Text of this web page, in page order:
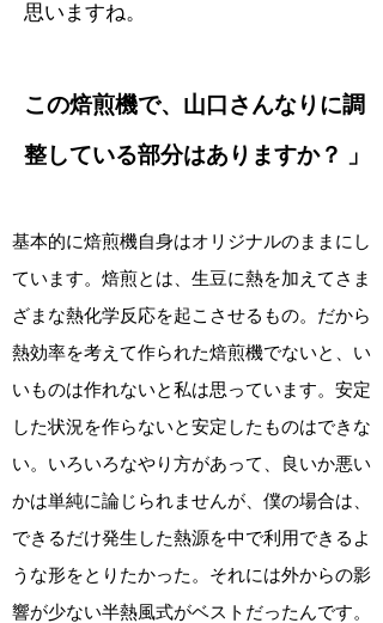
思いますね。
この焙煎機で、山口さんなりに調
整している部分はありますか？ 」
基本的に焙煎機自身はオリジナルのままにし
ています。焙煎とは、生豆に熱を加えてさま
ざまな熱化学反応を起こさせるもの。だから
熱効率を考えて作られた焙煎機でないと、い
いものは作れないと私は思っています。安定
した状況を作らないと安定したものはできな
い。いろいろなやり方があって、良いか悪い
かは単純に論じられませんが、僕の場合は、
できるだけ発生した熱源を中で利用できるよ
うな形をとりたかった。それには外からの影
響が少ない半熱風式がベストだったんです。